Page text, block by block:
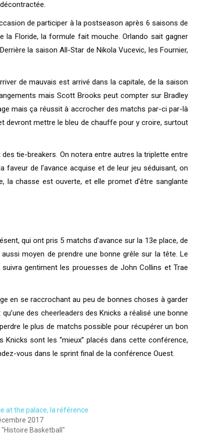
de participer à la postseason après 6 saisons de
Floride, la formule fait mouche. Orlando sait gagner
la saison All-Star de Nikola Vucevic, les Fournier,
de mauvais est arrivé dans la capitale, de la saison
mais Scott Brooks peut compter sur Bradley
mais ça réussit à accrocher des matchs par-ci par-là
devront mettre le bleu de chauffe pour y croire, surtout
tie-breakers. On notera entre autres la triplette entre
de l’avance acquise et de leur jeu séduisant, on
la chasse est ouverte, et elle promet d’être sanglante
qui ont pris 5 matchs d’avance sur la 13e place, de
moyen de prendre une bonne grêle sur la tête. Le
gentiment les prouesses de John Collins et Trae
en se raccrochant au peu de bonnes choses à garder
des cheerleaders des Knicks a réalisé une bonne
le plus de matchs possible pour récupérer un bon
sont les “mieux” placés dans cette conférence,
vous dans le sprint final de la conférence Ouest.
at the palace, la référence
2017
"Histoire Basketball"